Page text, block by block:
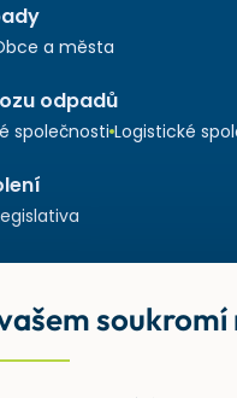
a města
odpadů
společnosti Logistické
soukromí